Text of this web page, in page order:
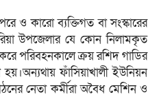
ও কারো ব্যক্তিগত বা সংস্কারের
উপজেলার যে কোন নিলামকৃত
পরিবহনকালে ক্রয় রশিদ গাডির
ফাঁসিয়াখালী ইউনিয়ন
নেতা কর্মীরা অবৈধ মেশিন ও